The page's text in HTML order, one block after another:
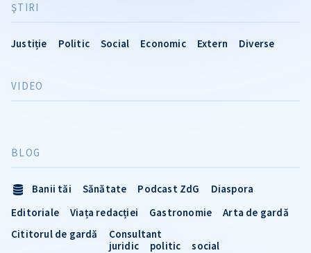
ŞTIRI
Justiție Politic Social Economic Extern Diverse
VIDEO
BLOG
Banii tăi Sănătate Podcast ZdG
Diaspora
Editoriale
Viața redacției Gastronomie
Arta de gardă
Cititorul de gardă
Consultant
juridic
politic social